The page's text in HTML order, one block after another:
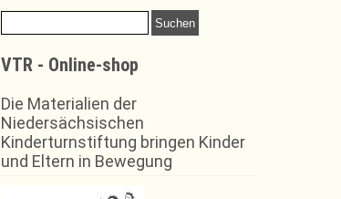
size.
size.
Suchen
nach:
VTR - Online-shop
Die Materialien der
Niedersächsischen
Kinderturnstiftung bringen Kinder
und Eltern in Bewegung